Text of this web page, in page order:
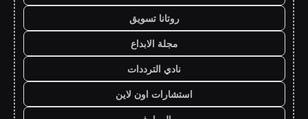
روتانا تسويق
مجلة الابداع
نادي الترددات
استشارات اون لاين